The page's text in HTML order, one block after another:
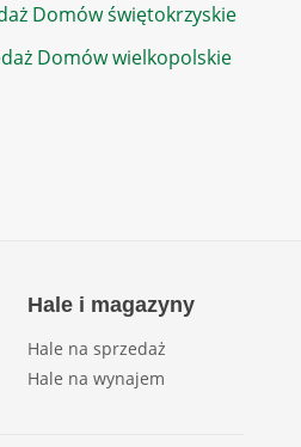
Domów świętokrzyskie
Domów wielkopolskie
Hale i magazyny
Hale na sprzedaż
Hale na wynajem